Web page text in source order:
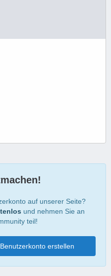
auf unserer Seite?
und nehmen Sie an
teil!
Benutzerkonto erstellen